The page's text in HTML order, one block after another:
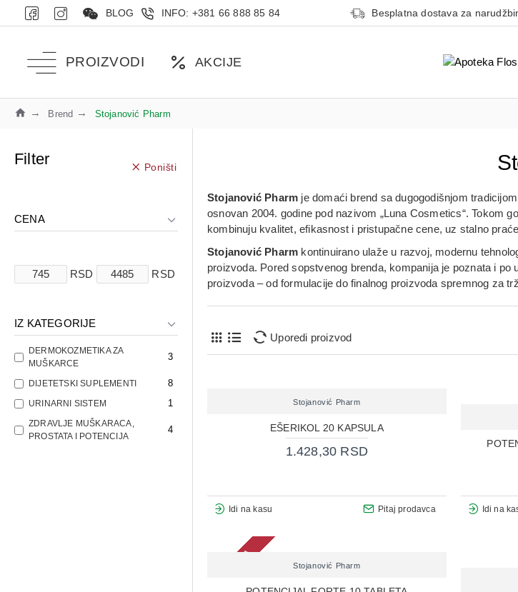
BLOG INFO: +381 66 888 85 84 Besplatna dostava za
PROIZVODI AKCIJE
Brend Stojanović Pharm
Filter Poništi
CENA
RSD RSD
IZ KATEGORIJE
DERMOKOZMETIKA ZA
MUŠKARCE
3
DIJETETSKI SUPLEMENTI 8
URINARNI SISTEM 1
ZDRAVLJE MUŠKARACA,
PROSTATA I POTENCIJA
4
Stojanović Pharm je domaći brend sa dugogodišnjom
osnovan 2004. godine pod nazivom „Luna Cosmetics“. Tokom
kombinuju kvalitet, efikasnost i pristupačne cene, uz stalno
Stojanović Pharm kontinuirano ulaže u razvoj, modernu
proizvoda. Pored sopstvenog brenda, kompanija je poznata i
proizvoda – od formulacije do finalnog proizvoda spremnog za
Uporedi proizvod
Stojanović Pharm
EŠERIKOL 20 KAPSULA
1.428,30 RSD
Idi na kasu Pitaj prodavca Idi na
Stojanović Pharm